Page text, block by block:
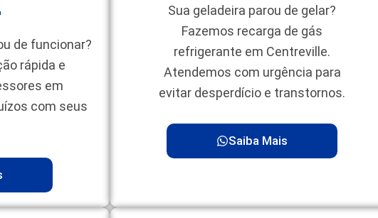
de funcionar?
rápida e
em
com seus
Sua geladeira parou de gelar?
Fazemos recarga de gás
refrigerante em Centreville.
Atendemos com urgência para
evitar desperdício e transtornos.
Saiba Mais